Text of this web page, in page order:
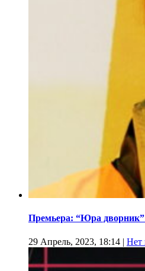
Премьера: “Юра
29 Апрель, 2023, 18:14 | Нет